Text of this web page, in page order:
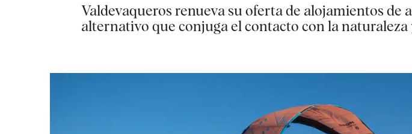
Valdevaqueros renueva su oferta de alojamientos de
alternativo que conjuga el contacto con la